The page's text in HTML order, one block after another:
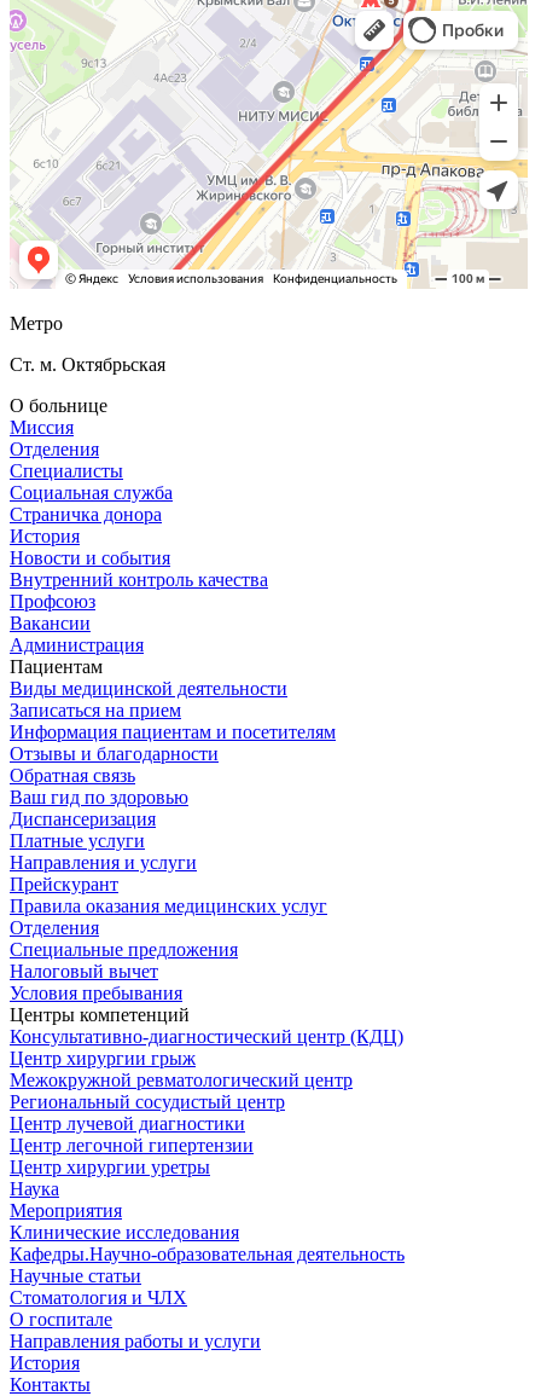
Метро
Ст. м. Октябрьская
О больнице
Миссия
Отделения
Специалисты
Социальная служба
Страничка донора
История
Новости и события
Внутренний контроль качества
Профсоюз
Вакансии
Администрация
Пациентам
Виды медицинской деятельности
Записаться на прием
Информация пациентам и посетителям
Отзывы и благодарности
Обратная связь
Ваш гид по здоровью
Диспансеризация
Платные услуги
Направления и услуги
Прейскурант
Правила оказания медицинских услуг
Отделения
Специальные предложения
Налоговый вычет
Условия пребывания
Центры компетенций
Консультативно-диагностический центр (КДЦ)
Центр хирургии грыж
Межокружной ревматологический центр
Региональный сосудистый центр
Центр лучевой диагностики
Центр легочной гипертензии
Центр хирургии уретры
Наука
Мероприятия
Клинические исследования
Кафедры.Научно-образовательная деятельность
Научные статьи
Стоматология и ЧЛХ
О госпитале
Направления работы и услуги
История
Контакты